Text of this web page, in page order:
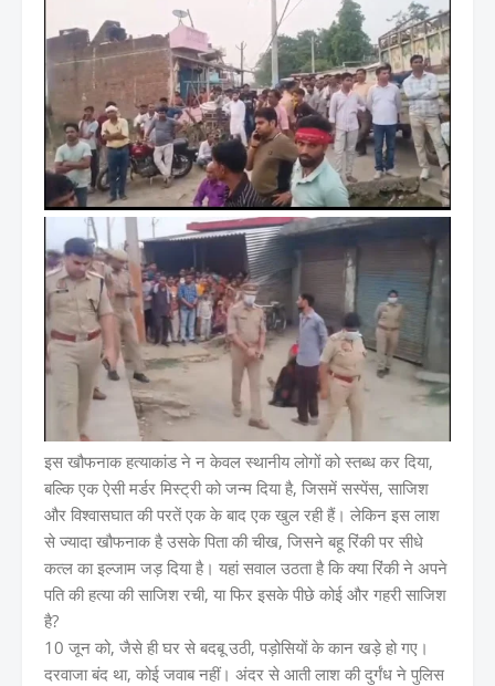
इस खौफनाक हत्याकांड ने न केवल स्थानीय लोगों को स्तब्ध कर दिया,
बल्कि एक ऐसी मर्डर मिस्ट्री को जन्म दिया है, जिसमें सस्पेंस, साजिश
और विश्वासघात की परतें एक के बाद एक खुल रही हैं। लेकिन इस लाश
से ज्यादा खौफनाक है उसके पिता की चीख, जिसने बहू रिंकी पर सीधे
कत्ल का इल्जाम जड़ दिया है। यहां सवाल उठता है कि क्या रिंकी ने अपने
पति की हत्या की साजिश रची, या फिर इसके पीछे कोई और गहरी साजिश
है?
10 जून को, जैसे ही घर से बदबू उठी, पड़ोसियों के कान खड़े हो गए।
दरवाजा बंद था, कोई जवाब नहीं। अंदर से आती लाश की दुर्गंध ने पुलिस